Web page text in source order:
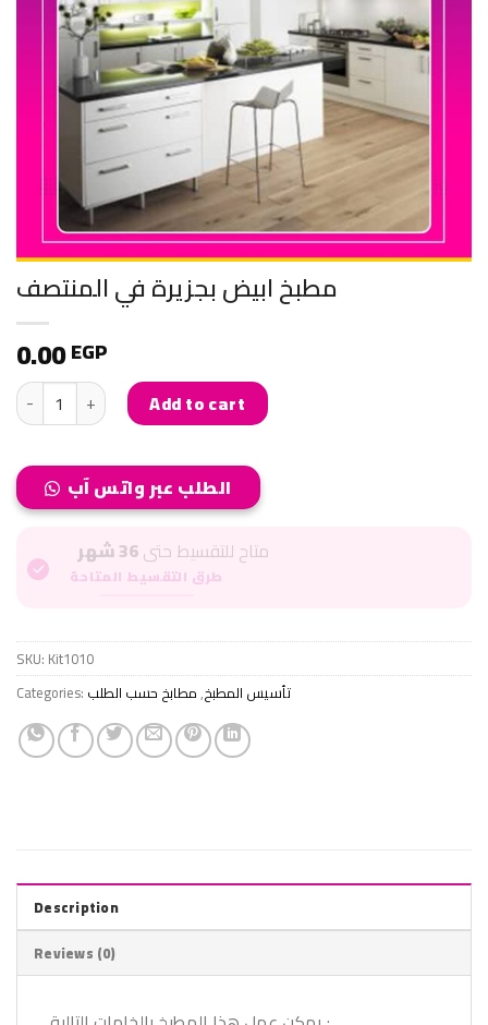
مطبخ ابيض بجزيرة في المنتصف
0.00EGP
مطبخ ابيض بجزيرة في المنتصف quantity Add to cart
الطلب عبر واتس آب
متاح للتقسيط حتى36 شهر
طرق التقسيط المتاحة
SKU: Kit1010
Categories:
تأسيس المطبخ,مطابخ حسب الطلب
Description
Reviews (0)